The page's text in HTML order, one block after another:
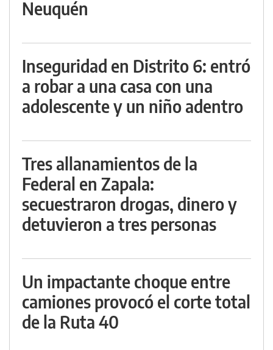
Neuquén
Inseguridad en Distrito 6: entró
a robar a una casa con una
adolescente y un niño adentro
Tres allanamientos de la
Federal en Zapala:
secuestraron drogas, dinero y
detuvieron a tres personas
Un impactante choque entre
camiones provocó el corte total
de la Ruta 40